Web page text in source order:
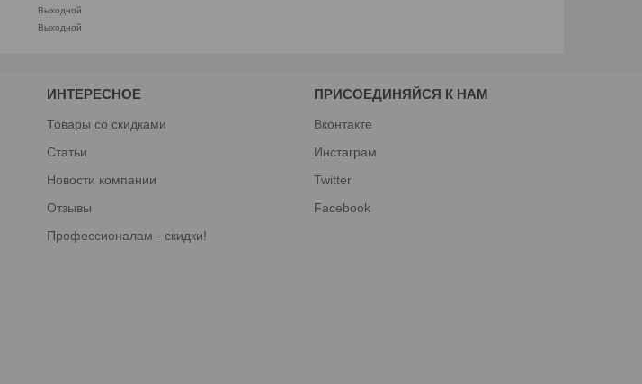
Выходной
Выходной
ИНТЕРЕСНОЕ
Товары со скидками
Статьи
Новости компании
Отзывы
Профессионалам - скидки!
ПРИСОЕДИНЯЙСЯ К НАМ
Вконтакте
Инстаграм
Twitter
Facebook